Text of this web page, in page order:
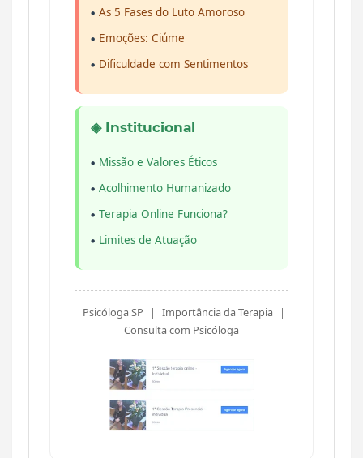
As 5 Fases do Luto Amoroso
Emoções: Ciúme
Dificuldade com Sentimentos
◈ Institucional
Missão e Valores Éticos
Acolhimento Humanizado
Terapia Online Funciona?
Limites de Atuação
Psicóloga SP | Importância da Terapia
|
Consulta com Psicóloga